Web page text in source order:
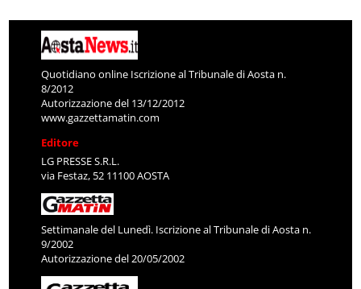
Quotidiano online Iscrizione al Tribunale di Aosta n.
8/2012
Autorizzazione del 13/12/2012
www.gazzettamatin.com
Editore
LG PRESSE S.R.L.
via Festaz, 52 11100 AOSTA
Settimanale del Lunedì. Iscrizione al Tribunale di Aosta n.
9/2002
Autorizzazione del 20/05/2002